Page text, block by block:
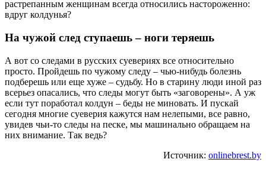
растрепанным женщинам всегда относились настороженно:
вдруг колдунья?
На чужой след ступаешь – ноги теряешь
А вот со следами в русских суевериях все относительно
просто. Пройдешь по чужому следу – чью-нибудь болезнь
подберешь или еще хуже – судьбу. Но в старину люди иной раз
всерьез опасались, что следы могут быть «заговорены». А уж
если тут поработал колдун – беды не миновать. И пускай
сегодня многие суеверия кажутся нам нелепыми, все равно,
увидев чьи-то следы на песке, мы машинально обращаем на
них внимание. Так ведь?
Источник: onlinebrest.by